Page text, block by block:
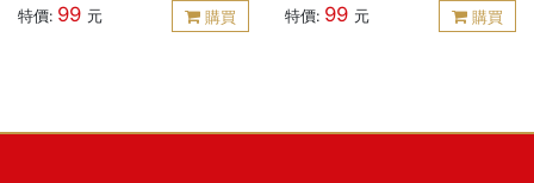
特價: 99 元 購買
特價: 99 元 購買